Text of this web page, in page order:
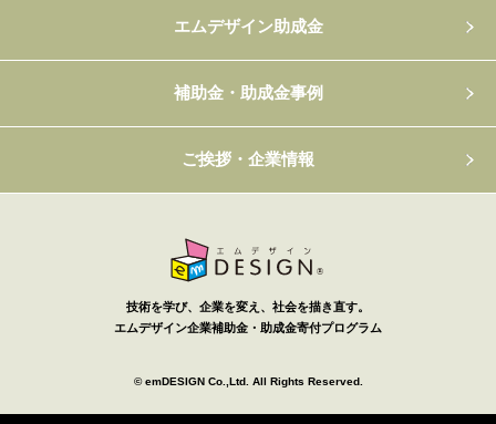
エムデザイン助成金
補助金・助成金事例
ご挨拶・企業情報
技術を学び、企業を変え、社会を描き直す。
エムデザイン企業補助金・助成金寄付プログラム
© emDESIGN Co.,Ltd. All Rights Reserved.